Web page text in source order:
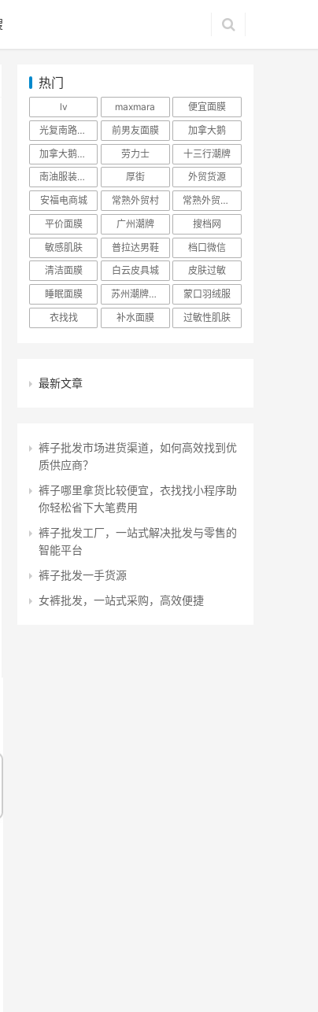
热门
lv maxmara
便宜面膜
光复南路潮牌
前男友面膜
加拿大鹅
加拿大鹅羽绒服
劳力士
十三行潮牌
南油服装批发市场
厚街
外贸货源
安福电商城
常熟外贸村
常熟外贸村货源
平价面膜
广州潮牌
搜档网
敏感肌肤
普拉达男鞋
档口微信
清洁面膜
白云皮具城
皮肤过敏
睡眠面膜
苏州潮牌货源
蒙口羽绒服
衣找找
补水面膜 过敏性肌肤
最新文章
裤子批发市场进货渠道，如何高效找到优
质供应商？
裤子哪里拿货比较便宜，衣找找小程序助
你轻松省下大笔费用
裤子批发工厂，一站式解决批发与零售的
智能平台
裤子批发一手货源
女裤批发，一站式采购，高效便捷